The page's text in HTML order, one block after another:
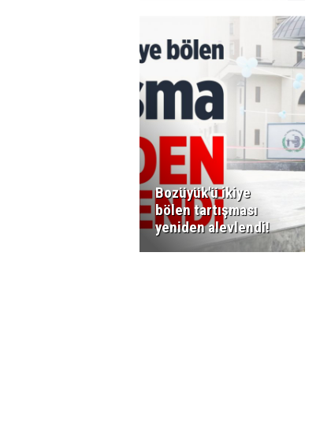
Bozüyük'ü ikiye
bölen tartışması
yeniden alevlendi!